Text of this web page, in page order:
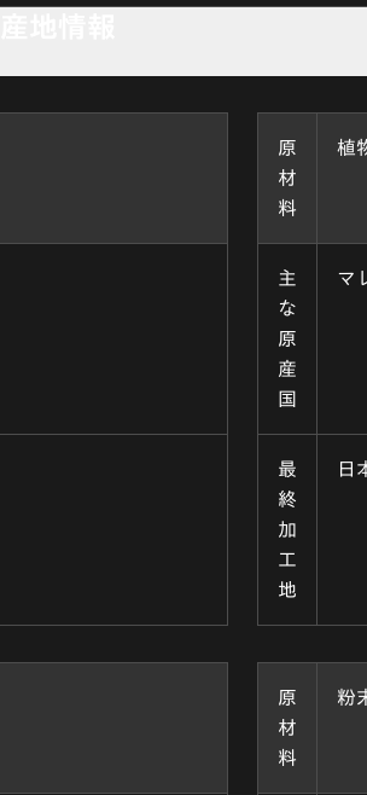
原
材
料
植
主
な
原
産
国
マ
最
終
加
工
地
日
原
材
料
粉